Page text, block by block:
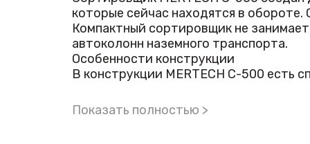
которые сейчас находятся в
Компактный сортировщик не
автоколонн наземного транспорта.
Особенности конструкции
В конструкции MERTECH С-500 есть
проходят сортировку, каждый
Показать полностью >